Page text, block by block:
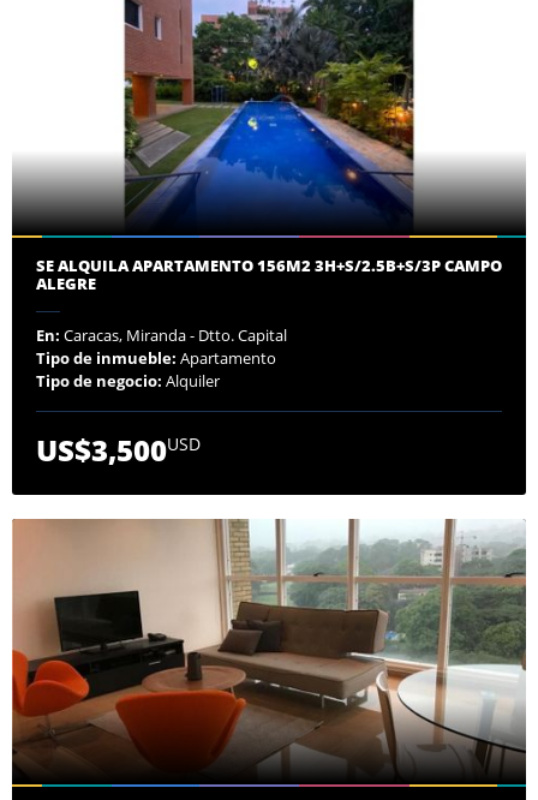
SE ALQUILA APARTAMENTO 156M2 3H+S/2.5B+S/3P CAMPO
ALEGRE
En: Caracas, Miranda - Dtto. Capital
Tipo de inmueble: Apartamento
Tipo de negocio: Alquiler
US$3,500USD